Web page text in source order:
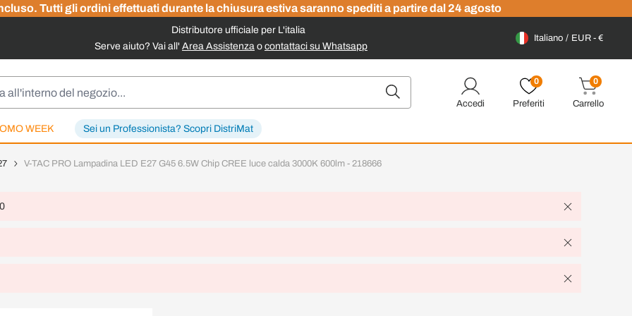
Tutti gli ordini effettuati durante la chiusura estiva saranno spediti a partire dal 24 agosto
Distributore ufficiale per L'italia
Serve aiuto? Vai all' Area Assistenza o contattaci su Whatsapp
Italiano EUR - €
WEEK Sei un Professionista? Scopri DistriMat
Accedi
0
Preferiti
0
Carrello
V-TAC PRO Lampadina LED E27 G45 6.5W Chip CREE luce calda 3000K 600lm - 218666